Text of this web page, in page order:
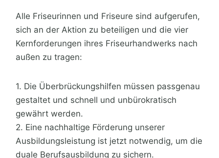
Alle Friseurinnen und Friseure sind aufgerufen,
sich an der Aktion zu beteiligen und die vier
Kernforderungen ihres Friseurhandwerks nach
außen zu tragen:
1. Die Überbrückungshilfen müssen passgenau
gestaltet und schnell und unbürokratisch
gewährt werden.
2. Eine nachhaltige Förderung unserer
Ausbildungsleistung ist jetzt notwendig, um die
duale Berufsausbildung zu sichern.